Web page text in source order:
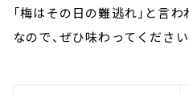
「梅はその日の難逃れ」と言
なので、ぜひ味わってください